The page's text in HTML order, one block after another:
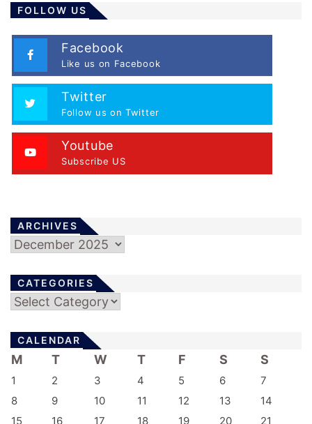
s
p
g
i
a
i
FOLLOW US
Facebook
Like us on Facebook
Twitter
Follow us on Twitter
Youtube
Subscribe US
ARCHIVES
Archives
CATEGORIES
Categories
CALENDAR
M T W T F S S
1 2 3 4 5 6
7
8
9 10 11 12 13
14
15
16 17 18 19 20
21